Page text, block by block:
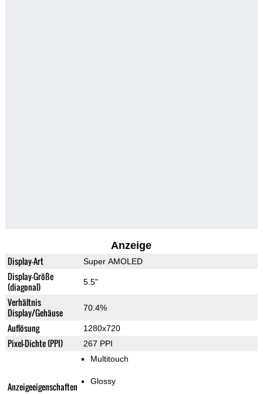
Anzeige
Display-Art Super AMOLED
Display-Größe
(diagonal)
5.5"
Verhältnis
Display/Gehäuse
70.4%
Auflösung 1280x720
Pixel-Dichte (PPI) 267 PPI
Anzeigeeigenschaften
Multitouch
Glossy